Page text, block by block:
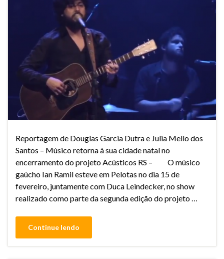
Reportagem de Douglas Garcia Dutra e Julia Mello dos
Santos – Músico retorna à sua cidade natal no
encerramento do projeto Acústicos RS – O músico
gaúcho Ian Ramil esteve em Pelotas no dia 15 de
fevereiro, juntamente com Duca Leindecker, no show
realizado como parte da segunda edição do projeto …
Continue lendo